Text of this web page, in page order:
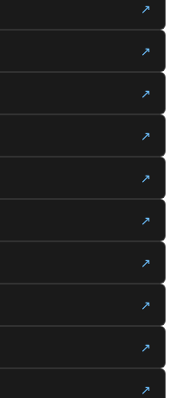
↗
↗
↗
↗
↗
↗
↗
↗
↗
↗